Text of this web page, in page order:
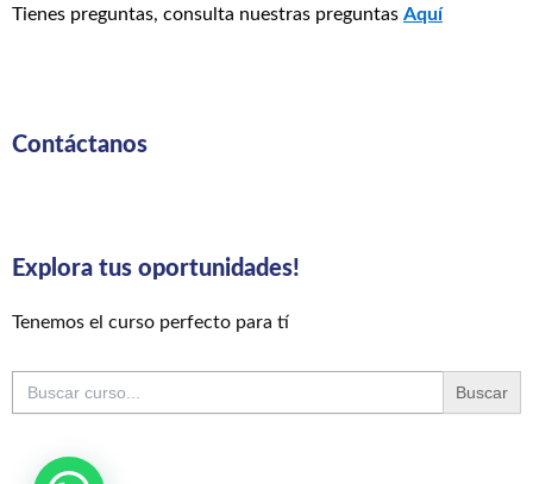
Tienes preguntas, consulta nuestras preguntas Aquí
Contáctanos
Explora tus oportunidades!
Tenemos el curso perfecto para tí
Buscar: